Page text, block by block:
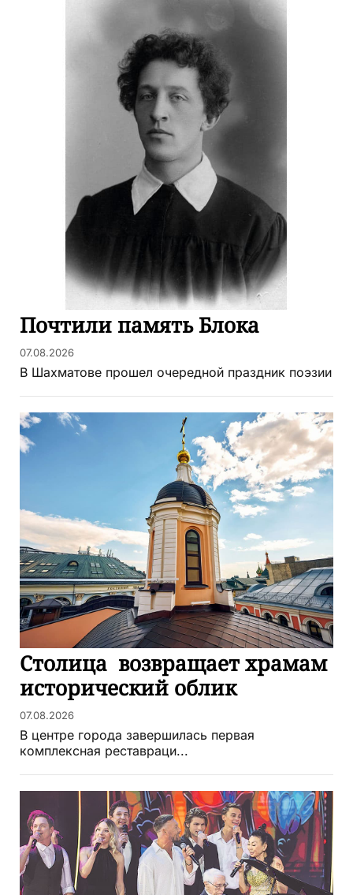
Почтили память Блока
07.08.2026
В Шахматове прошел очередной праздник поэзии
Столица возвращает храмам
исторический облик
07.08.2026
В центре города завершилась первая
комплексная реставраци...